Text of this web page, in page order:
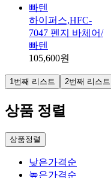
하이퍼스,HFC-
7047 펜지 바체어/
빠텐
105,600원
1번째 리스트 2번째 리스트
상품 정렬
상품정렬
낮은가격순
높은가격순